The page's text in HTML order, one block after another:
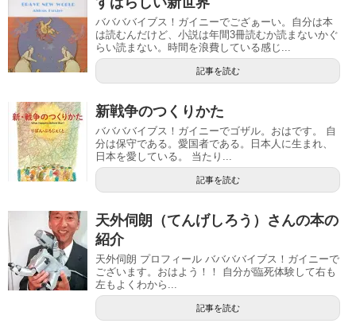
ババババイブス！ガイニーでござぁーい。自分は本
は読むんだけど、小説は年間3冊読むか読まないかぐ
らい読まない。時間を浪費している感じ...
記事を読む
新戦争のつくりかた
ババババイブス！ガイニーでゴザル。おはです。 自
分は保守である。愛国者である。日本人に生まれ、
日本を愛している。 当たり...
記事を読む
天外伺朗（てんげしろう）さんの本の
紹介
天外伺朗 プロフィール ババババイブス！ガイニーで
ございます。おはよう！！ 自分が臨死体験して右も
左もよくわから...
記事を読む